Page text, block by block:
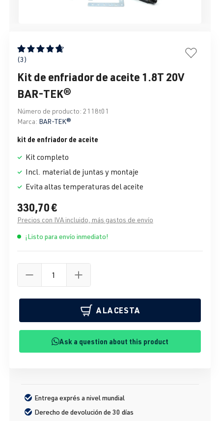
Calificación promedio de 4.67 de 5 estrellas
(3)
Kit de enfriador de aceite 1.8T 20V
BAR-TEK®
Número de producto: 2118t01
Marca: BAR-TEK®
kit de enfriador de aceite
Kit completo
Incl. material de juntas y montaje
Evita altas temperaturas del aceite
330,70 €
Precios con IVA incluido, más gastos de envío
¡Listo para envío inmediato!
A LA CESTA
Ask a question about this product
Entrega exprés a nivel mundial
Derecho de devolución de 30 días